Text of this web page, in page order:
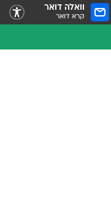
וואלה דואר
קרא דואר